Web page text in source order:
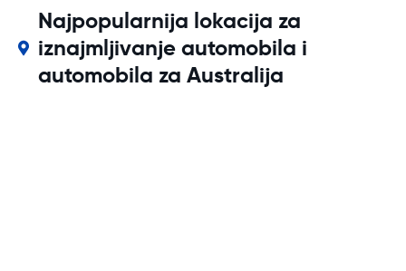
Najpopularnija lokacija za
iznajmljivanje automobila i
automobila za Australija